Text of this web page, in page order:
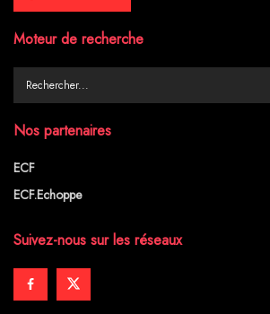
Moteur de recherche
Nos partenaires
ECF
ECF.Echoppe
Suivez-nous sur les réseaux